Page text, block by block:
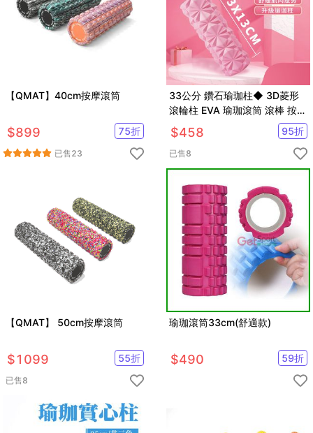
【QMAT】40cm按摩滾筒
$899 75折
已售23
33公分 鑽石瑜珈柱◆ 3D菱形
滾輪柱 EVA 瑜珈滾筒 滾棒 按摩
棒 筋膜 狼牙棒 肌肉
$458 95折
已售8
【QMAT】 50cm按摩滾筒
$1099 55折
已售8
瑜珈滾筒33cm(舒適款)
$490 59折